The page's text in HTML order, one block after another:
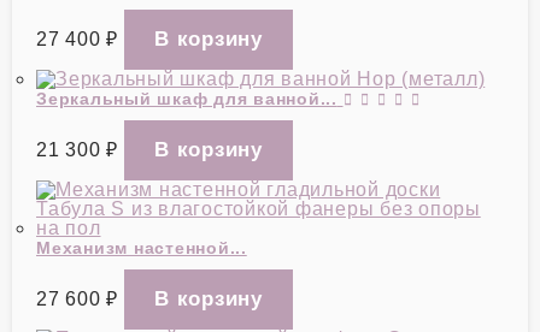
27 400₽
Зеркальный шкаф для ванной...
21 300₽
Механизм настенной...
27 600₽